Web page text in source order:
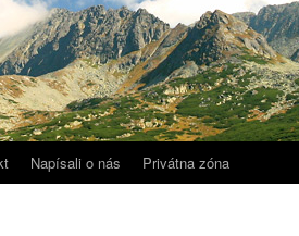
Napísali o nás Privátna zóna